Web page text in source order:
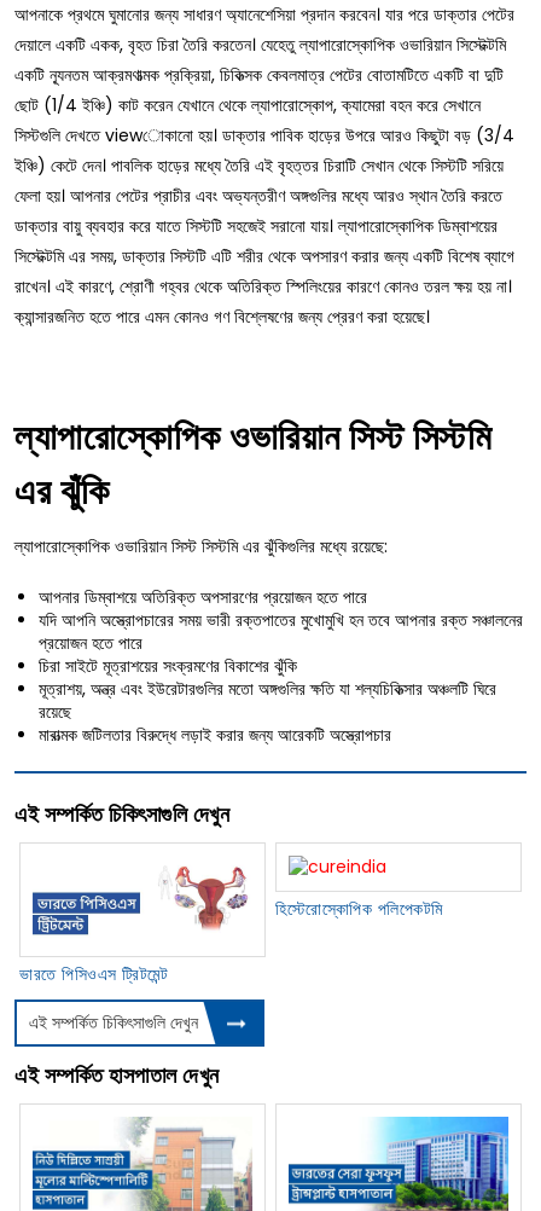
আপনাকে প্রথমে ঘুমানোর জন্য সাধারণ অ্যানেশেসিয়া প্রদান করবেন। যার পরে ডাক্তার পেটের
দেয়ালে একটি একক, বৃহত চিরা তৈরি করতেন। যেহেতু ল্যাপারোস্কোপিক ওভারিয়ান সিস্টেক্টমি
একটি ন্যূনতম আক্রমণাত্মক প্রক্রিয়া, চিকিত্সক কেবলমাত্র পেটের বোতামটিতে একটি বা দুটি
ছোট (1/4 ইঞ্চি) কাট করেন যেখানে থেকে ল্যাপারোস্কোপ, ক্যামেরা বহন করে সেখানে
সিস্টগুলি দেখতে viewোকানো হয়। ডাক্তার পাবিক হাড়ের উপরে আরও কিছুটা বড় (3/4
ইঞ্চি) কেটে দেন। পাবলিক হাড়ের মধ্যে তৈরি এই বৃহত্তর চিরাটি সেখান থেকে সিস্টটি সরিয়ে
ফেলা হয়। আপনার পেটের প্রাচীর এবং অভ্যন্তরীণ অঙ্গগুলির মধ্যে আরও স্থান তৈরি করতে
ডাক্তার বায়ু ব্যবহার করে যাতে সিস্টটি সহজেই সরানো যায়। ল্যাপারোস্কোপিক ডিম্বাশয়ের
সিস্টেক্টমি এর সময়, ডাক্তার সিস্টটি এটি শরীর থেকে অপসারণ করার জন্য একটি বিশেষ ব্যাগে
রাখেন। এই কারণে, শ্রোণী গহ্বর থেকে অতিরিক্ত স্পিলিংয়ের কারণে কোনও তরল ক্ষয় হয় না।
ক্যান্সারজনিত হতে পারে এমন কোনও গণ বিশ্লেষণের জন্য প্রেরণ করা হয়েছে।
ল্যাপারোস্কোপিক ওভারিয়ান সিস্ট সিস্টমি
এর ঝুঁকি
ল্যাপারোস্কোপিক ওভারিয়ান সিস্ট সিস্টমি এর ঝুঁকিগুলির মধ্যে রয়েছে:
আপনার ডিম্বাশয়ে অতিরিক্ত অপসারণের প্রয়োজন হতে পারে
যদি আপনি অস্ত্রোপচারের সময় ভারী রক্তপাতের মুখোমুখি হন তবে আপনার রক্ত সঞ্চালনের
প্রয়োজন হতে পারে
চিরা সাইটে মূত্রাশয়ের সংক্রমণের বিকাশের ঝুঁকি
মূত্রাশয়, অন্ত্র এবং ইউরেটারগুলির মতো অঙ্গগুলির ক্ষতি যা শল্যচিকিত্সার অঞ্চলটি ঘিরে
রয়েছে
মারাত্মক জটিলতার বিরুদ্ধে লড়াই করার জন্য আরেকটি অস্ত্রোপচার
এই সম্পর্কিত চিকিৎসাগুলি দেখুন
ভারতে পিসিওএস ট্রিটমেন্ট
হিস্টেরোস্কোপিক পলিপেকটমি
এই সম্পর্কিত চিকিৎসাগুলি দেখুন
এই সম্পর্কিত হাসপাতাল দেখুন